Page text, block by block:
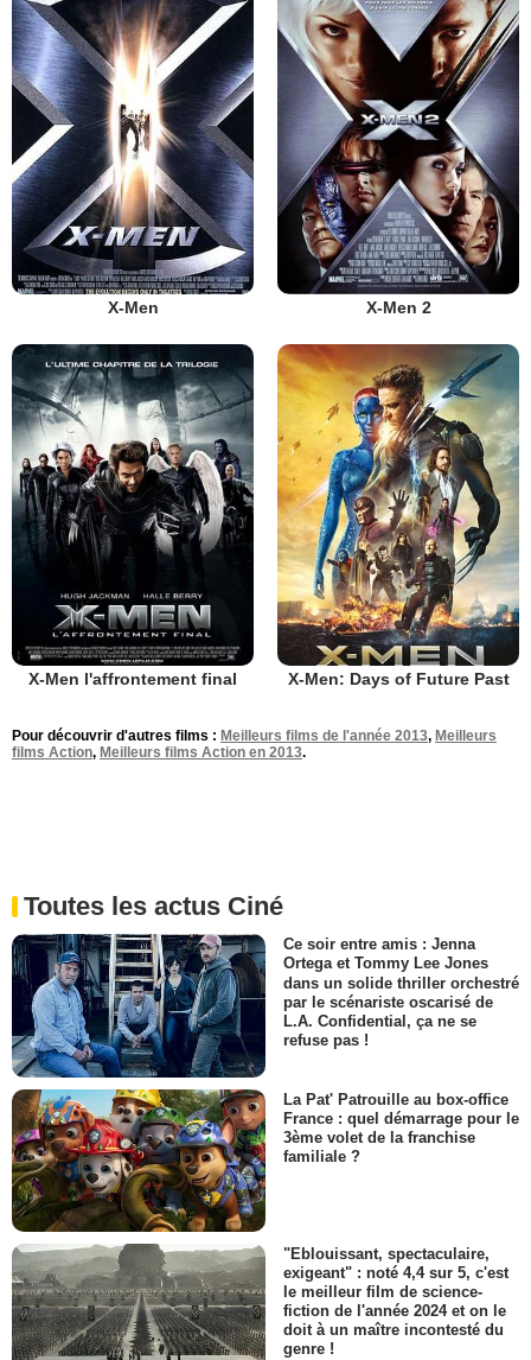
X-Men X-Men 2
X-Men l'affrontement final X-Men: Days of Future Past
Pour découvrir d'autres films : Meilleurs films de l'année 2013, Meilleurs
films Action, Meilleurs films Action en 2013.
Toutes les actus Ciné
Ce soir entre amis : Jenna
Ortega et Tommy Lee Jones
dans un solide thriller orchestré
par le scénariste oscarisé de
L.A. Confidential, ça ne se
refuse pas !
La Pat' Patrouille au box-office
France : quel démarrage pour le
3ème volet de la franchise
familiale ?
"Eblouissant, spectaculaire,
exigeant" : noté 4,4 sur 5, c'est
le meilleur film de science-
fiction de l'année 2024 et on le
doit à un maître incontesté du
genre !